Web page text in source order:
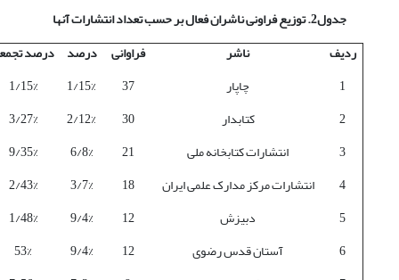
جدول2. توزیع فراونی ناشران فعال بر حسب تعداد انتشارات آنها
ردیف
ناشر فراوانی درصد درصد
1
چاپار 37
1/15%
1/15%
2
کتابدار 30
2/12%
3/27%
3
انتشارات کتابخانه ملی 21
6/8%
9/35%
4
انتشارات مرکز مدارک علمی ایران 18
3/7%
2/43%
5
دبیزش 12
9/4%
1/48%
6
آستان قدس رضوی 12
9/4%
53%